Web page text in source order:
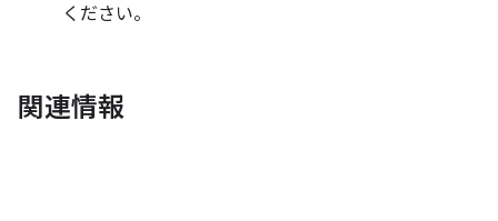
ください。
関連情報